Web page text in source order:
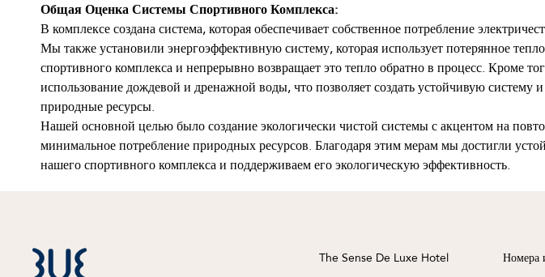
Общая Оценка Системы Спортивного Комплекса:
В комплексе создана система, которая обеспечивает собственное потребление
Мы также установили энергоэффективную систему, которая использует потерянное
спортивного комплекса и непрерывно возвращает это тепло обратно в процесс. Кроме
использование дождевой и дренажной воды, что позволяет создать устойчивую систему
природные ресурсы.
Нашей основной целью было создание экологически чистой системы с акцентом на
минимальное потребление природных ресурсов. Благодаря этим мерам мы достигли
нашего спортивного комплекса и поддерживаем его экологическую эффективность.
The Sense De Luxe Hotel